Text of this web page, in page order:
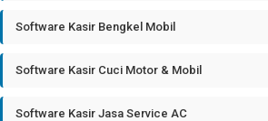
Software Kasir Bengkel Mobil
Software Kasir Cuci Motor & Mobil
Software Kasir Jasa Service AC